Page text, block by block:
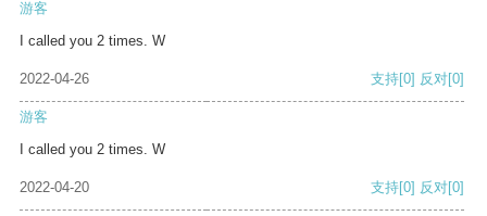
游客
I called you 2 times. W
2022-04-26 支持[0] 反对[0]
游客
I called you 2 times. W
2022-04-20 支持[0] 反对[0]